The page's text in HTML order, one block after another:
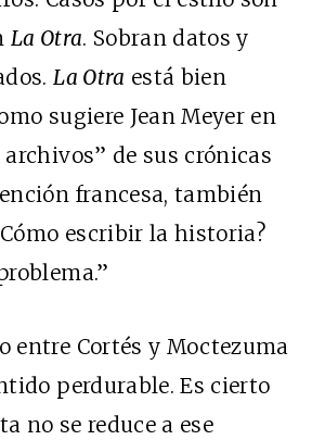
La Otra. Sobran datos y
La Otra está bien
sugiere Jean Meyer en
de sus crónicas
francesa, también
escribir la historia?
entre Cortés y Moctezuma
perdurable. Es cierto
no se reduce a ese